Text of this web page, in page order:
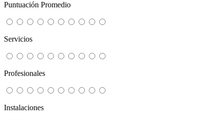
Puntuación Promedio
Servicios
Profesionales
Instalaciones